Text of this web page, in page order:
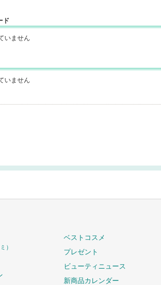
ド
いません
いません
）
ベストコスメ
プレゼント
ビューティニュース
新商品カレンダー